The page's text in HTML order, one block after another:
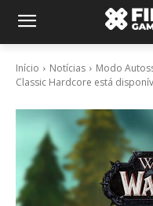
Início Notícias
Modo
Classic Hardcore está